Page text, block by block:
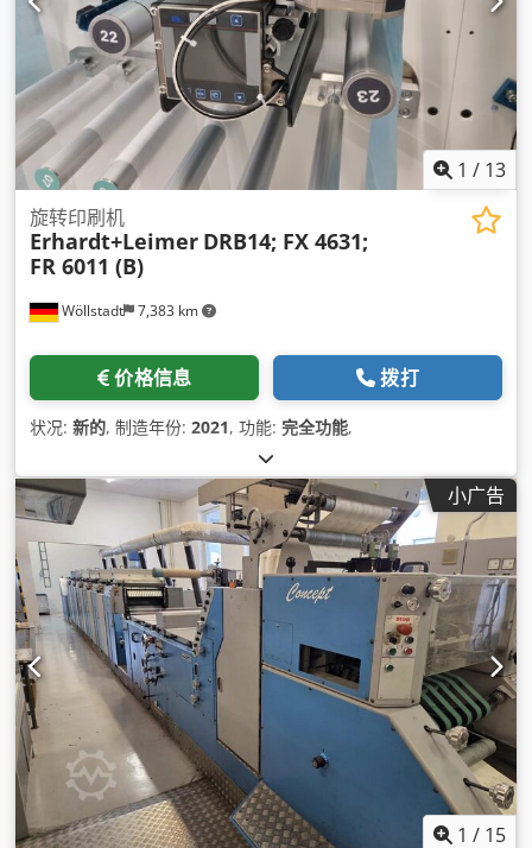
1 / 13
Wöllstadt 7,383 km
旋转印刷机
Erhardt+Leimer DRB14; FX 4631;
FR 6011 (B)
价格信息 拨打
状况: 新的, 制造年份: 2021, 功能: 完全功能,
小广告
1 / 15